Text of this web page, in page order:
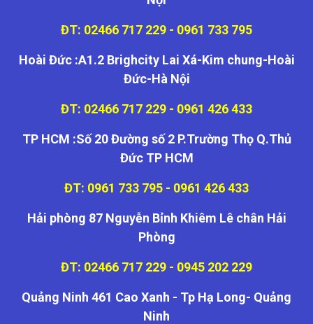
ĐT: 02466 717 229 - 0961 733 795
Hoài Đức :A1.2 Brighcity Lai Xá-Kim chung-Hoài
Đức-Hà Nội
ĐT: 02466 717 229 - 0961 426 433
TP HCM :Số 20 Đường số 2 P.Trường Thọ Q.Thủ
Đức TP HCM
ĐT: 0961 733 795 - 0961 426 433
Hải phòng 87 Nguyễn Bỉnh Khiêm Lê chân Hải
Phòng
ĐT: 02466 717 229 - 0945 202 229
Quảng Ninh 461 Cao Xanh - Tp Hạ Long- Quảng
Ninh